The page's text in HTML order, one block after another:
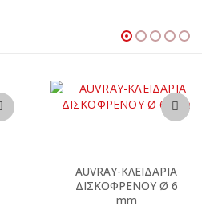
AUVRAY-ΚΛΕΙΔΑΡΙΑ
ΔΙΣΚΟΦΡΕΝΟΥ Ø 6
mm